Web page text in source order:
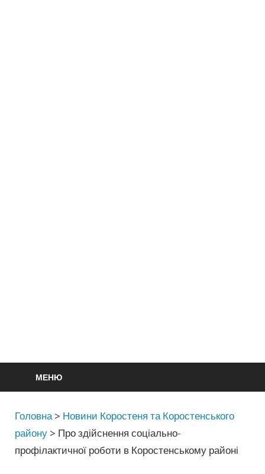
МЕНЮ
Головна > Новини Коростеня та Коростенського
району > Про здійснення соціально-
профілактичної роботи в Коростенському районі